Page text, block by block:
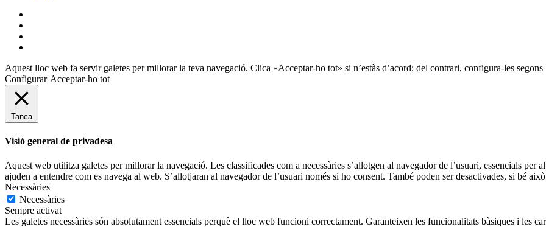
Aquest lloc web fa servir galetes per millorar la teva navegació. Clica «Acceptar-ho tot» si n’estàs d’acord; del contrari, configura-les segons
Configurar Acceptar-ho tot
Tanca
Visió general de privadesa
Aquest web utilitza galetes per millorar la navegació. Les classificades com a necessàries s’allotgen al navegador de l’usuari, essencials per
ajuden a entendre com es navega al web. S’allotjaran al navegador de l’usuari només si ho consent. També poden ser desactivades, si bé
Necessàries
Necessàries
Sempre activat
Les galetes necessàries són absolutament essencials perquè el lloc web funcioni correctament. Garanteixen les funcionalitats bàsiques i les